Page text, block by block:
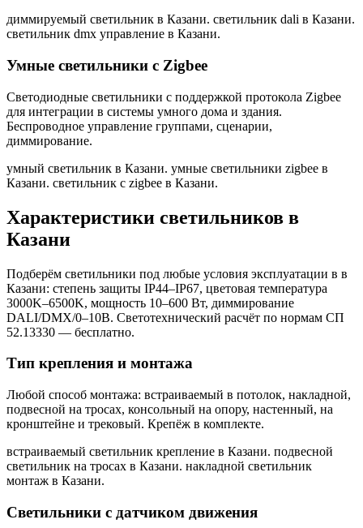
диммируемый светильник в Казани. светильник dali в Казани.
светильник dmx управление в Казани.
Умные светильники с Zigbee
Светодиодные светильники с поддержкой протокола Zigbee
для интеграции в системы умного дома и здания.
Беспроводное управление группами, сценарии,
диммирование.
умный светильник в Казани. умные светильники zigbee в
Казани. светильник с zigbee в Казани.
Характеристики светильников в
Казани
Подберём светильники под любые условия эксплуатации в в
Казани: степень защиты IP44–IP67, цветовая температура
3000K–6500K, мощность 10–600 Вт, диммирование
DALI/DMX/0–10В. Светотехнический расчёт по нормам СП
52.13330 — бесплатно.
Тип крепления и монтажа
Любой способ монтажа: встраиваемый в потолок, накладной,
подвесной на тросах, консольный на опору, настенный, на
кронштейне и трековый. Крепёж в комплекте.
встраиваемый светильник крепление в Казани. подвесной
светильник на тросах в Казани. накладной светильник
монтаж в Казани.
Светильники с датчиком движения